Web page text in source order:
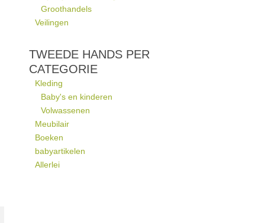
Groothandels
Veilingen
TWEEDE HANDS PER
CATEGORIE
Kleding
Baby's en kinderen
Volwassenen
Meubilair
Boeken
babyartikelen
Allerlei